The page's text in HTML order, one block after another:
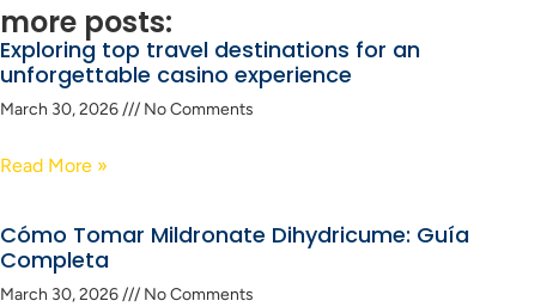
more posts:
Exploring top travel destinations for an
unforgettable casino experience
March 30, 2026 No Comments
Read More »
Cómo Tomar Mildronate Dihydricume: Guía
Completa
March 30, 2026 No Comments